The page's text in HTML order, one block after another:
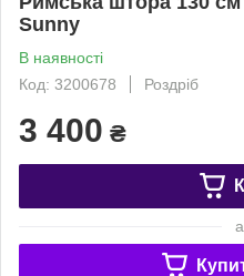
Sunny
В наявності
Код: 3200678
Роздріб
3 400 ₴